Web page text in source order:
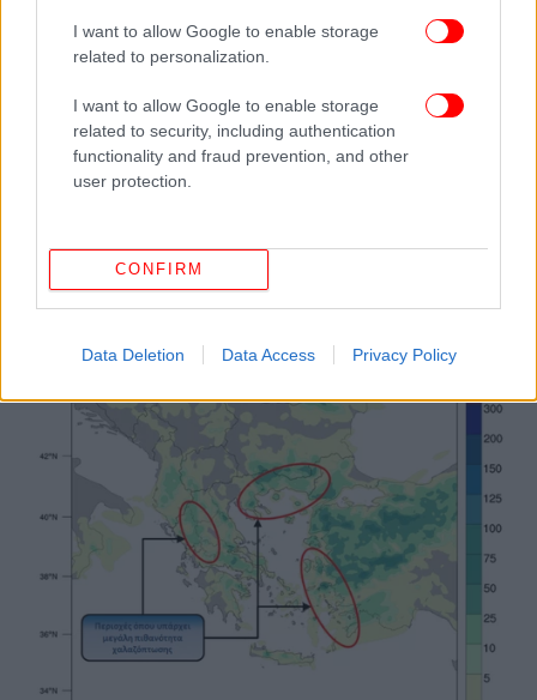
I want to allow Google to enable storage
related to personalization.
I want to allow Google to enable storage
related to security, including authentication
functionality and fraud prevention, and other
user protection.
CONFIRM
Data Deletion Data Access Privacy Policy
μεσημβρινές και απογευματινές ώρες κατά τόπους
στα ηπειρωτικά της υπόλοιπης χώρας.
Πού υπάρχει πιθανότητα χαλαζόπτωσης σήμερα
Την ίδια ώρα, σύμφωνα με το meteo.gr σήμερα
στην χώρα μας. Στον χάρτη που ακολουθεί θα δείτε
τις περιοχές που υπάρχει μεγαλύτερη πιθανότητα
χαλαζόπτωσης.